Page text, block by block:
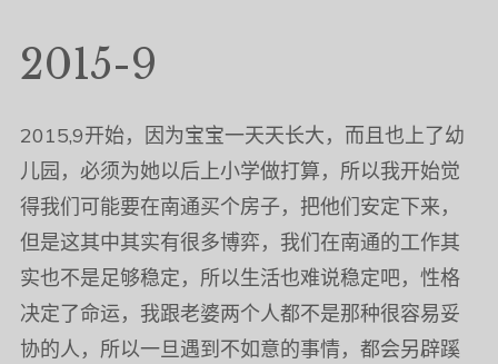
2015-9
2015,9开始，因为宝宝一天天长大，而且也上了幼
儿园，必须为她以后上小学做打算，所以我开始觉
得我们可能要在南通买个房子，把他们安定下来，
但是这其中其实有很多博弈，我们在南通的工作其
实也不是足够稳定，所以生活也难说稳定吧，性格
决定了命运，我跟老婆两个人都不是那种很容易妥
协的人，所以一旦遇到不如意的事情，都会另辟蹊